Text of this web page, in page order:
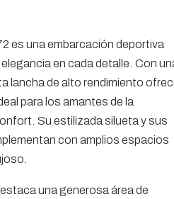
es una embarcación deportiva
en cada detalle. Con
lancha de alto rendimiento
para los amantes de la
Su estilizada silueta y sus
con amplios espacios
una generosa área de